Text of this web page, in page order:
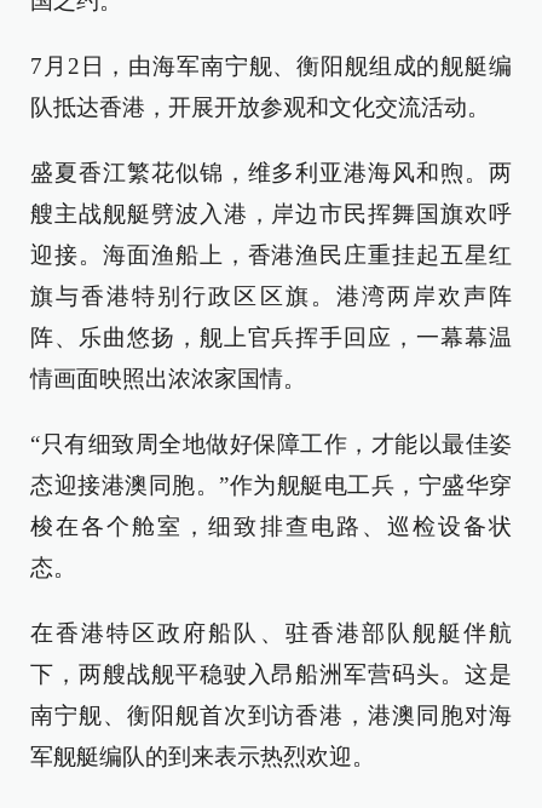
7月2日，由海军南宁舰、衡阳舰组成的舰艇编
队抵达香港，开展开放参观和文化交流活动。
盛夏香江繁花似锦，维多利亚港海风和煦。两
艘主战舰艇劈波入港，岸边市民挥舞国旗欢呼
迎接。海面渔船上，香港渔民庄重挂起五星红
旗与香港特别行政区区旗。港湾两岸欢声阵
阵、乐曲悠扬，舰上官兵挥手回应，一幕幕温
情画面映照出浓浓家国情。
“只有细致周全地做好保障工作，才能以最佳姿
态迎接港澳同胞。”作为舰艇电工兵，宁盛华穿
梭在各个舱室，细致排查电路、巡检设备状
态。
在香港特区政府船队、驻香港部队舰艇伴航
下，两艘战舰平稳驶入昂船洲军营码头。这是
南宁舰、衡阳舰首次到访香港，港澳同胞对海
军舰艇编队的到来表示热烈欢迎。